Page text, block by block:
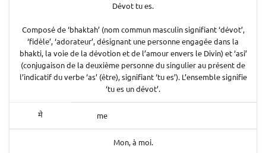
Dévot tu es.
Composé de ‘bhaktah’ (nom commun masculin signifiant ‘dévot’,
‘fidèle’, ‘adorateur’, désignant une personne engagée dans la
bhakti, la voie de la dévotion et de l’amour envers le Divin) et ‘asi’
(conjugaison de la deuxième personne du singulier au présent de
l’indicatif du verbe ‘as’ (être), signifiant ‘tu es’). L’ensemble signifie
‘tu es un dévot’.
मे me
Mon, à moi.